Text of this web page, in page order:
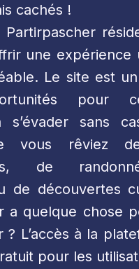
cachés !
Partirpascher
une expérience
Le site est
pour
s’évader sans
vous rêviez
de
de découvertes
a quelque chose
? L’accès à la
pour les